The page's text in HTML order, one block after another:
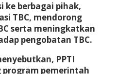
ke berbagai pihak,
TBC, mendorong
serta meningkatkan
pengobatan TBC.
PPTI
pemerintah